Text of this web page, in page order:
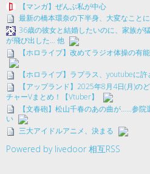
【マンガ】ぜんぶ私が中心
最新の橋本環奈の下半身、大変なこと
36歳の彼女と結婚したいのに、家族が
が飛び出した… 他
【ホロライブ】改めてラジオ体操の有
【ホロライブ】ラプラス、youtubeに許
【アップランド】2025年8月4日(月)の
チャーVまとめ！【Vtuber】
【文春砲】松山千春のあの曲が……参
い
三大アイドルアニメ、決まる
Powered by livedoor 相互RSS